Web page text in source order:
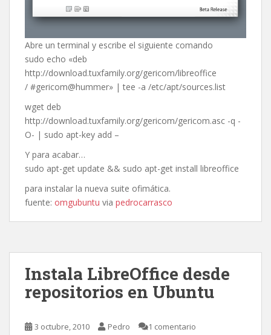
Abre un terminal y escribe el siguiente comando
sudo echo «deb
http://download.tuxfamily.org/gericom/libreoffice
/ #gericom@hummer» | tee -a /etc/apt/sources.list
wget deb
http://download.tuxfamily.org/gericom/gericom.asc -q -
O- | sudo apt-key add –
Y para acabar…
sudo apt-get update && sudo apt-get install libreoffice
para instalar la nueva suite ofimática.
fuente: omgubuntu via pedrocarrasco
Instala LibreOffice desde
repositorios en Ubuntu
3 octubre, 2010 Pedro 1 comentario